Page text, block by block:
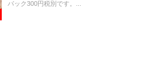
パック300円税別です。...